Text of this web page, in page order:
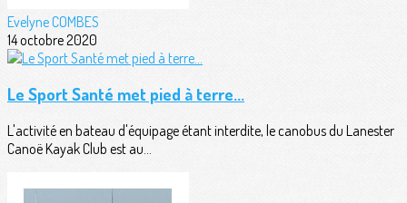
Evelyne COMBES
14 octobre 2020
Le Sport Santé met pied à terre...
L'activité en bateau d'équipage étant interdite, le canobus du Lanester
Canoë Kayak Club est au...